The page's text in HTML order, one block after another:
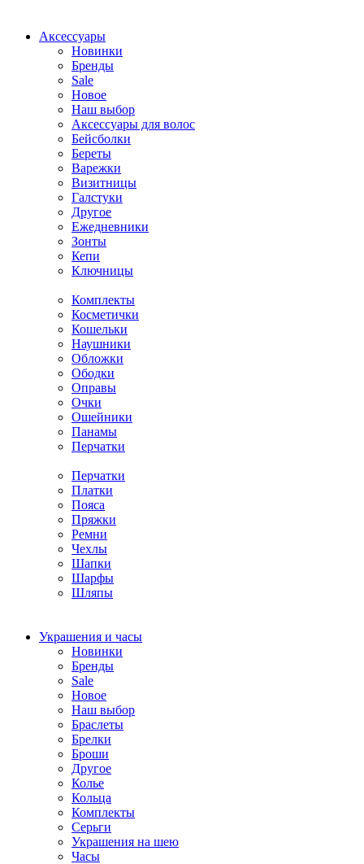
Аксессуары
Новинки
Бренды
Sale
Новое
Наш выбор
Аксессуары для волос
Бейсболки
Береты
Варежки
Визитницы
Галстуки
Другое
Ежедневники
Зонты
Кепи
Ключницы
Комплекты
Косметички
Кошельки
Наушники
Обложки
Ободки
Оправы
Очки
Ошейники
Панамы
Перчатки
Перчатки
Платки
Пояса
Пряжки
Ремни
Чехлы
Шапки
Шарфы
Шляпы
Украшения и часы
Новинки
Бренды
Sale
Новое
Наш выбор
Браслеты
Брелки
Броши
Другое
Колье
Кольца
Комплекты
Серьги
Украшения на шею
Часы